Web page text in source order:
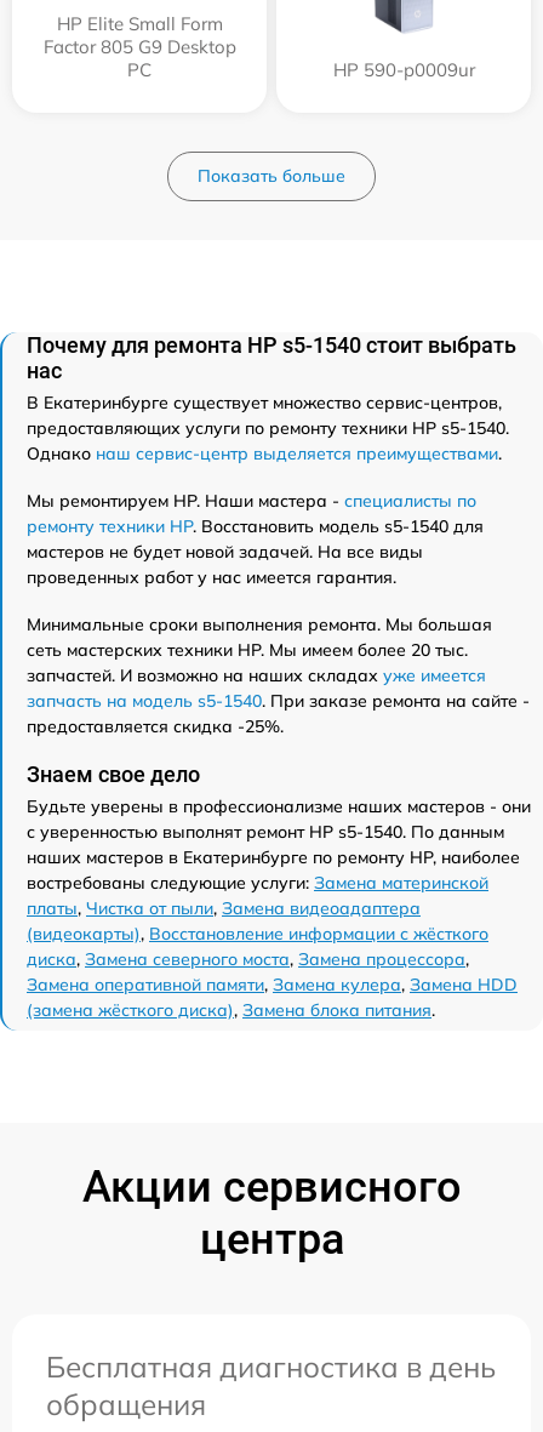
HP Elite Small Form
Factor 805 G9 Desktop
PC
HP 590-p0009ur
Показать больше
Почему для ремонта HP s5-1540 стоит выбрать
нас
В Екатеринбурге существует множество сервис-центров,
предоставляющих услуги по ремонту техники HP s5-1540.
Однако наш сервис-центр выделяется преимуществами.
Мы ремонтируем HP. Наши мастера - специалисты по
ремонту техники HP. Восстановить модель s5-1540 для
мастеров не будет новой задачей. На все виды
проведенных работ у нас имеется гарантия.
Минимальные сроки выполнения ремонта. Мы большая
сеть мастерских техники HP. Мы имеем более 20 тыс.
запчастей. И возможно на наших складах уже имеется
запчасть на модель s5-1540. При заказе ремонта на сайте -
предоставляется скидка -25%.
Знаем свое дело
Будьте уверены в профессионализме наших мастеров - они
с уверенностью выполнят ремонт HP s5-1540. По данным
наших мастеров в Екатеринбурге по ремонту HP, наиболее
востребованы следующие услуги: Замена материнской
платы, Чистка от пыли, Замена видеоадаптера
(видеокарты), Восстановление информации с жёсткого
диска, Замена северного моста, Замена процессора,
Замена оперативной памяти, Замена кулера, Замена HDD
(замена жёсткого диска), Замена блока питания.
Акции сервисного
центра
Бесплатная диагностика в день
обращения